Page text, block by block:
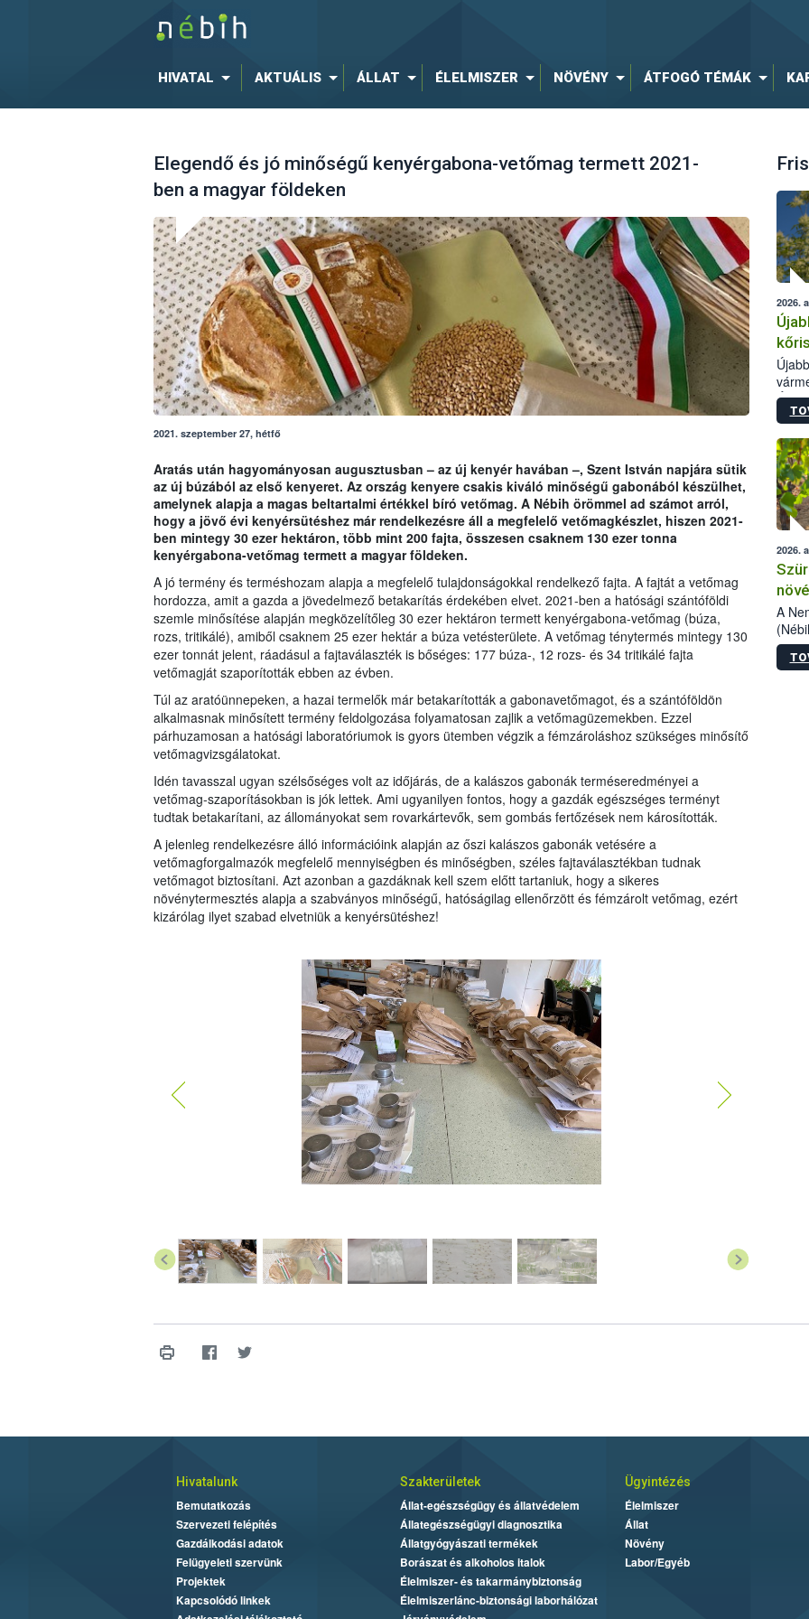
HIVATAL AKTUÁLIS ÁLLAT ÉLELMISZER NÖVÉNY ÁTFOGÓ TÉMÁK
Elegendő és jó minőségű kenyérgabona-vetőmag termett 2021-
ben a magyar földeken
2021. szeptember 27, hétfő
Aratás után hagyományosan augusztusban – az új kenyér havában –, Szent István napjára sütik
az új búzából az első kenyeret. Az ország kenyere csakis kiváló minőségű gabonából készülhet,
amelynek alapja a magas beltartalmi értékkel bíró vetőmag. A Nébih örömmel ad számot arról,
hogy a jövő évi kenyérsütéshez már rendelkezésre áll a megfelelő vetőmagkészlet, hiszen 2021-
ben mintegy 30 ezer hektáron, több mint 200 fajta, összesen csaknem 130 ezer tonna
kenyérgabona-vetőmag termett a magyar földeken.
A jó termény és terméshozam alapja a megfelelő tulajdonságokkal rendelkező fajta. A fajtát a vetőmag
hordozza, amit a gazda a jövedelmező betakarítás érdekében elvet. 2021-ben a hatósági szántóföldi
szemle minősítése alapján megközelítőleg 30 ezer hektáron termett kenyérgabona-vetőmag (búza,
rozs, tritikálé), amiből csaknem 25 ezer hektár a búza vetésterülete. A vetőmag ténytermés mintegy 130
ezer tonnát jelent, ráadásul a fajtaválaszték is bőséges: 177 búza-, 12 rozs- és 34 tritikálé fajta
vetőmagját szaporították ebben az évben.
Túl az aratóünnepeken, a hazai termelők már betakarították a gabonavetőmagot, és a szántóföldön
alkalmasnak minősített termény feldolgozása folyamatosan zajlik a vetőmagüzemekben. Ezzel
párhuzamosan a hatósági laboratóriumok is gyors ütemben végzik a fémzároláshoz szükséges minősítő
vetőmagvizsgálatokat.
Idén tavasszal ugyan szélsőséges volt az időjárás, de a kalászos gabonák terméseredményei a
vetőmag-szaporításokban is jók lettek. Ami ugyanilyen fontos, hogy a gazdák egészséges terményt
tudtak betakarítani, az állományokat sem rovarkártevők, sem gombás fertőzések nem károsították.
A jelenleg rendelkezésre álló információink alapján az őszi kalászos gabonák vetésére a
vetőmagforgalmazók megfelelő mennyiségben és minőségben, széles fajtaválasztékban tudnak
vetőmagot biztosítani. Azt azonban a gazdáknak kell szem előtt tartaniuk, hogy a sikeres
növénytermesztés alapja a szabványos minőségű, hatóságilag ellenőrzött és fémzárolt vetőmag, ezért
kizárólag ilyet szabad elvetniük a kenyérsütéshez!
2026.
2026.
A
Hivatalunk
Bemutatkozás
Szervezeti felépítés
Gazdálkodási adatok
Felügyeleti szervünk
Projektek
Kapcsolódó linkek
Szakterületek
Állat-egészségügy és állatvédelem
Állategészségügyi diagnosztika
Állatgyógyászati termékek
Borászat és alkoholos italok
Élelmiszer- és takarmánybiztonság
Élelmiszerlánc-biztonsági laborhálózat
Ügyintézés
Élelmiszer
Állat
Növény
Labor/Egyéb